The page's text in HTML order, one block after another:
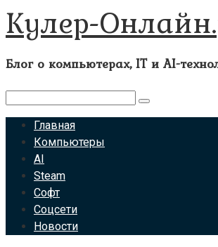
Перейти
к
Кулер-
Блог о компьютерах, IT и AI-
Главная
Компьютеры
AI
Steam
Софт
Соцсети
Новости